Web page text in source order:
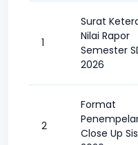
1
Surat
Nilai Rapor
Semester
2026
2
Format
Close Up